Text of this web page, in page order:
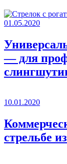
01.05.2020
— для
10.01.2020
стрельбе